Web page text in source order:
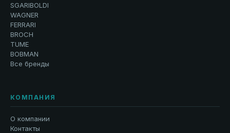
SGARIBOLDI
WAGNER
FERRARI
BROCH
TUME
BOBMAN
Все бренды
КОМПАНИЯ
О компании
Контакты